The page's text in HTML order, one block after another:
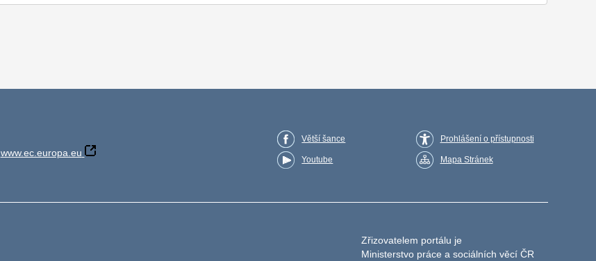
www.ec.europa.eu
Větší šance
Youtube
Prohlášení o přístupnosti
Mapa Stránek
Zřizovatelem portálu je
Ministerstvo práce a sociálních věcí ČR